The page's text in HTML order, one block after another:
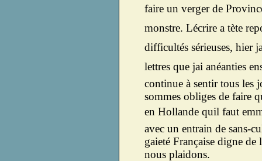
faire un verger de
monstre. Lécrire a tète
difficultés sérieuses, hier
lettres que jai anéanties
continue à sentir tous les
sommes obliges de faire
en Hollande quil faut
avec un entrain de sans-
gaieté Française digne de
nous plaidons.